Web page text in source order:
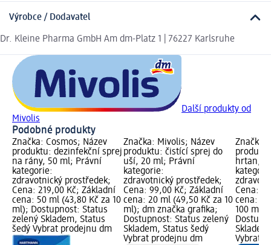
Výrobce / Dodavatel
Dr. Kleine Pharma GmbH Am dm-Platz 1 | 76227 Karlsruhe
Další produkty od
Mivolis
Podobné produkty
Značka: Cosmos; Název
produktu: dezinfekční sprej
na rány, 50 ml; Právní
kategorie:
zdravotnický prostředek;
Cena: 219,00 Kč; Základní
cena: 50 ml (43,80 Kč za 10
ml); Dostupnost: Status
zelený Skladem, Status
šedý Vybrat prodejnu dm
Značka: Mivolis; Název
produktu: čistící sprej do
uší, 20 ml; Právní
kategorie:
zdravotnický prostředek;
Cena: 99,00 Kč; Základní
cena: 20 ml (49,50 Kč za 10
ml); dm značka grafika;
Dostupnost: Status zelený
Skladem, Status šedý
Vybrat prodejnu dm
Značka:
hrtan,
Cena:
cena: 30
100 ml);
Vybrat